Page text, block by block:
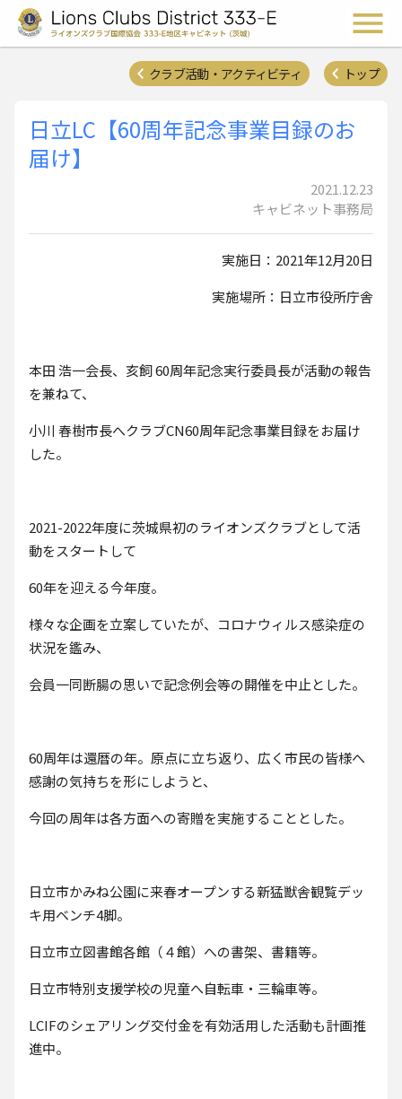
ライオンズクラ
トップ
クラブ活動・アクティビティ
日立LC【60周年記念事業目録のお
届け】
2021.12.23
キャビネット事務局
実施日：2021年12月20日
実施場所：日立市役所庁舎
本田 浩一会長、亥飼 60周年記念実行委員長が活動の報告
を兼ねて、
小川 春樹市長へクラブCN60周年記念事業目録をお届け
した。
2021-2022年度に茨城県初のライオンズクラブとして活
動をスタートして
60年を迎える今年度。
様々な企画を立案していたが、コロナウィルス感染症の
状況を鑑み、
会員一同断腸の思いで記念例会等の開催を中止とした。
60周年は還暦の年。原点に立ち返り、広く市民の皆様へ
感謝の気持ちを形にしようと、
今回の周年は各方面への寄贈を実施することとした。
日立市かみね公園に来春オープンする新猛獣舎観覧デッ
キ用ベンチ4脚。
日立市立図書館各館（４館）への書架、書籍等。
日立市特別支援学校の児童へ自転車・三輪車等。
LCIFのシェアリング交付金を有効活用した活動も計画推
進中。